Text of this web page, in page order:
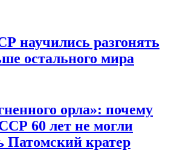
научились разгонять
остального мира
орла»: почему
60 лет не могли
Патомский кратер